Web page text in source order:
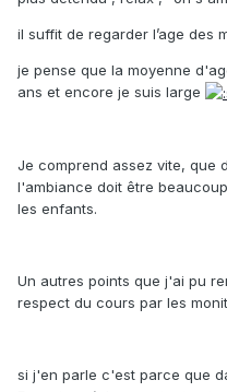
il suffit de regarder l’age des
je pense que la moyenne
ans et encore je suis large
Je comprend assez vite, que
l'ambiance doit être
les enfants.
Un autres points que j'ai pu
respect du cours par les
si j'en parle c'est parce que